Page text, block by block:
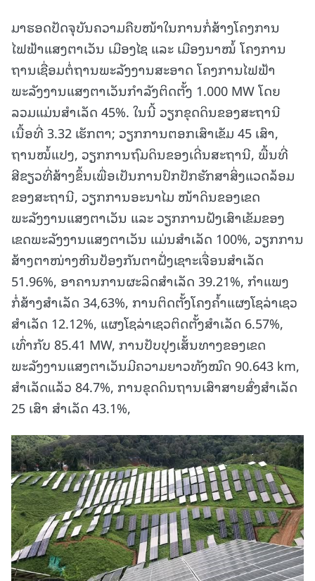
ມາຮອດປັດຈຸບັນຄວາມຄືບໜ້າໃນການກໍ່ສ້າງໂຄງການ
ໄຟຟ້າແສງຕາເວັນ ເມືອງໄຊ ແລະ ເມືອງນາໝໍ້ ໂຄງການ
ຖານເຊື່ອມຕໍ່ຖານພະລັງງານສະອາດ ໂຄງການໄຟຟ້າ
ພະລັງງານແສງຕາເວັນກຳລັງຕິດຕັ້ງ 1.000 MW ໂດຍ
ລວມແມ່ນສໍາເລັດ 45%. ໃນນີ້ ວຽກຂຸດດິນຂອງສະຖານີ
ເນື້ອທີ່ 3.32 ເຮັກຕາ; ວຽກການຕອກເສົາເຂັມ 45 ເສົາ,
ຖານໝໍ້ແປງ, ວຽກການຖົມດິນຂອງເດີ່ນສະຖານີ, ພື້ນທີ່
ສີຂຽວທີ່ສ້າງຂຶ້ນເພື່ອເປັນການປົກປັກຮັກສາສິ່ງແວດລ້ອມ
ຂອງສະຖານີ, ວຽກການອະນາໄມ ໜ້າດິນຂອງເຂດ
ພະລັງງານແສງຕາເວັນ ແລະ ວຽກການຝັງເສົາເຂັມຂອງ
ເຂດພະລັງງານແສງຕາເວັນ ແມ່ນສຳເລັດ 100%, ວຽກການ
ສ້າງຕາໜ່າງຫີນປ້ອງກັນຕາຝັ່ງເຊາະເຈື່ອນສຳເລັດ
51.96%, ອາຄານການຜະລິດສຳເລັດ 39.21%, ກຳແພງ
ກໍ່ສ້າງສຳເລັດ 34,63%, ການຕິດຕັ້ງໂຄງຄ້ຳແຜງໂຊລ່າເຊວ
ສຳເລັດ 12.12%, ແຜງໂຊລ່າເຊວຕິດຕັ້ງສຳເລັດ 6.57%,
ເທົ່າກັບ 85.41 MW, ການປັບປຸງເສັ້ນທາງຂອງເຂດ
ພະລັງງານແສງຕາເວັນມີຄວາມຍາວທັງໝົດ 90.643 km,
ສຳເລັດແລ້ວ 84.7%, ການຂຸດດິນຖານເສົາສາຍສົ່ງສຳເລັດ
25 ເສົາ ສໍາເລັດ 43.1%,